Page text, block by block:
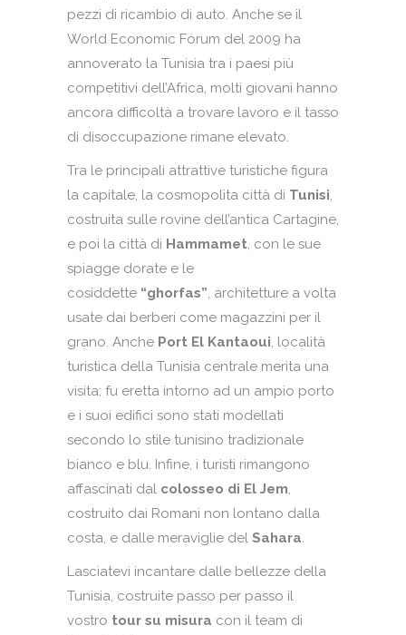
pezzi di ricambio di auto. Anche se il
World Economic Forum del 2009 ha
annoverato la Tunisia tra i paesi più
competitivi dell’Africa, molti giovani hanno
ancora difficoltà a trovare lavoro e il tasso
di disoccupazione rimane elevato.
Tra le principali attrattive turistiche figura
la capitale, la cosmopolita città di Tunisi,
costruita sulle rovine dell’antica Cartagine,
e poi la città di Hammamet, con le sue
spiagge dorate e le
cosiddette “ghorfas”, architetture a volta
usate dai berberi come magazzini per il
grano. Anche Port El Kantaoui, località
turistica della Tunisia centrale merita una
visita: fu eretta intorno ad un ampio porto
e i suoi edifici sono stati modellati
secondo lo stile tunisino tradizionale
bianco e blu. Infine, i turisti rimangono
affascinati dal colosseo di El Jem,
costruito dai Romani non lontano dalla
costa, e dalle meraviglie del Sahara.
Lasciatevi incantare dalle bellezze della
Tunisia, costruite passo per passo il
vostro tour su misura con il team di